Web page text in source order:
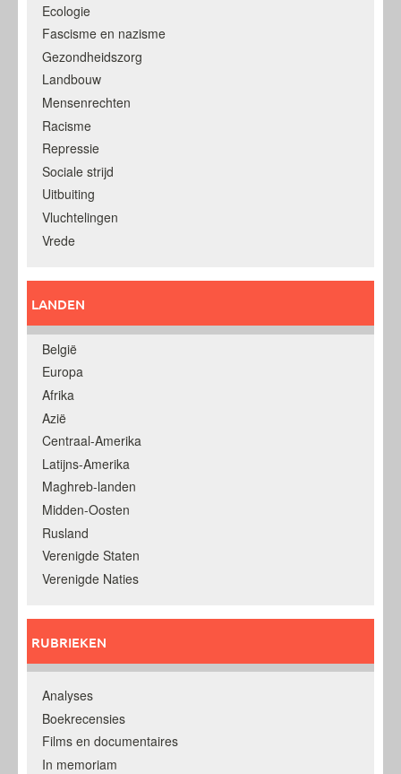
Ecologie
Fascisme en nazisme
Gezondheidszorg
Landbouw
Mensenrechten
Racisme
Repressie
Sociale strijd
Uitbuiting
Vluchtelingen
Vrede
LANDEN
België
Europa
Afrika
Azië
Centraal-Amerika
Latijns-Amerika
Maghreb-landen
Midden-Oosten
Rusland
Verenigde Staten
Verenigde Naties
RUBRIEKEN
Analyses
Boekrecensies
Films en documentaires
In memoriam